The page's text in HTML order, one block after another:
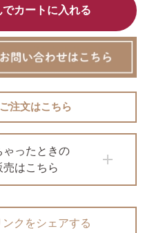
ケア用品
ス
品を見る
カートに入れる
注文はこちら
ゃったときの
売はこちら
クをシェアする